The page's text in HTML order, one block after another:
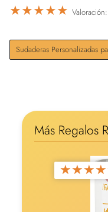
★★★★★
Sudaderas Personalizadas
Más Regalos
★★★★